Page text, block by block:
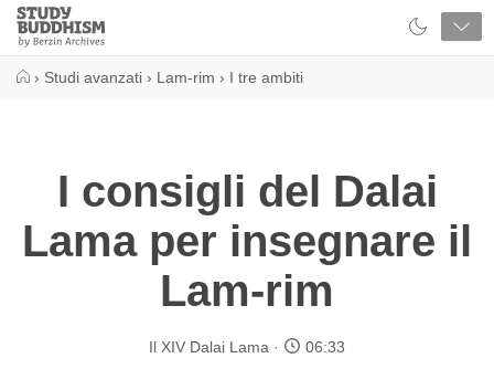
Close
Study
Buddhism
› Studi avanzati › Lam-rim › I tre ambiti
I consigli del Dalai
Lama per insegnare il
Lam-rim
Il XIV Dalai Lama 06:33